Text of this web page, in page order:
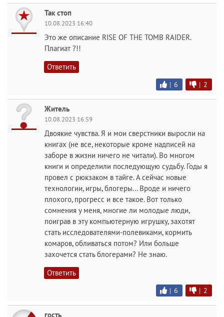
Так стоп
10.08.2023 16:40
Это же описание RISE OF THE TOMB RAIDER.
Плагиат ?!!
Ответить
| 6 | 2
Житель
10.08.2023 16:59
Двоякие чувства. Я и мои сверстники выросли на
книгах (не все, некоторые кроме надписей на
заборе в жизни ничего не читали). Во многом
книги и определили последующую судьбу. Годы я
провел с рюкзаком в тайге. А сейчас новые
технологии, игры, блогеры... Вроде и ничего
плохого, прогресс и все такое. Вот только
сомнения у меня, многие ли молодые люди,
поиграв в эту компьютерную игрушку, захотят
стать исследователями-полевиками, кормить
комаров, обливаться потом? Или больше
захочется стать блогерами? Не знаю.
Ответить
| 6 | 2
гость